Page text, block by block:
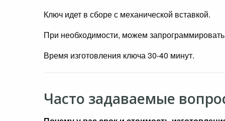
Ключ идет в сборе с механической вставкой.
При необходимости, можем
Время изготовления ключа 30-40 минут.
Часто задаваемые